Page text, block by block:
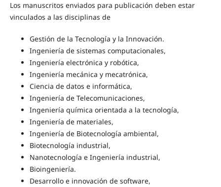
Los manuscritos enviados para publicación deben estar
vinculados a las disciplinas de
Gestión de la Tecnología y la Innovación.
Ingeniería de sistemas computacionales,
Ingeniería electrónica y robótica,
Ingeniería mecánica y mecatrónica,
Ciencia de datos e informática,
Ingeniería de Telecomunicaciones,
Ingeniería química orientada a la tecnología,
Ingeniería de materiales,
Ingeniería de Biotecnología ambiental,
Biotecnología industrial,
Nanotecnología e Ingeniería industrial,
Bioingeniería.
Desarrollo e innovación de software,